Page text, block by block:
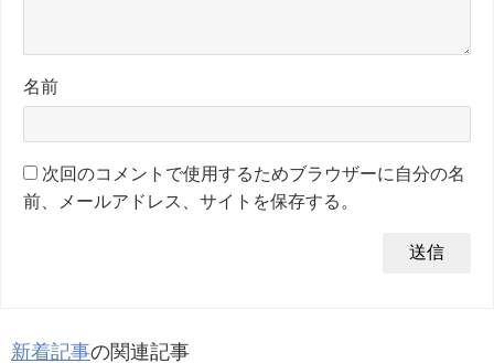
名前
次回のコメントで使用するためブラウザーに自分の名
前、メールアドレス、サイトを保存する。
新着記事の関連記事